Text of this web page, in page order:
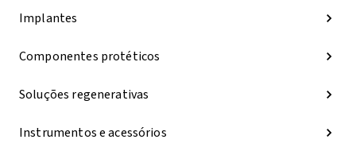
Implantes
Componentes protéticos
Soluções regenerativas
Instrumentos e acessórios